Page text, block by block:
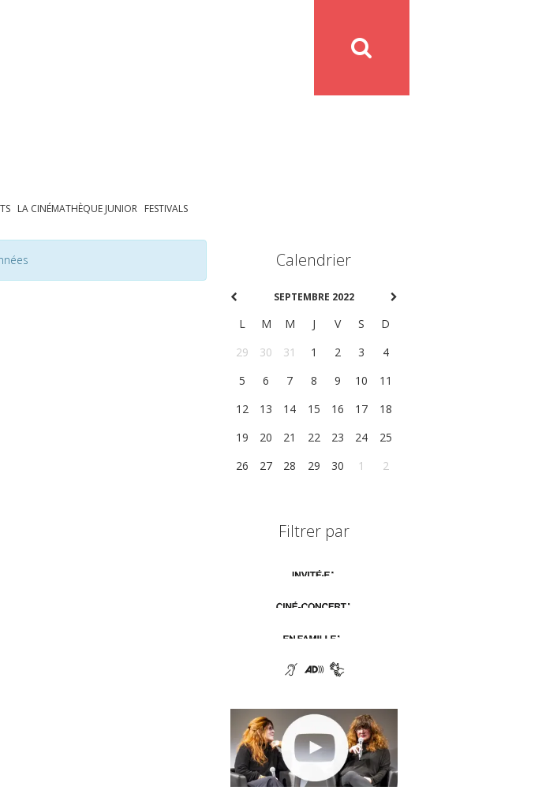
LA CINÉMATHÈQUE JUNIOR FESTIVALS
Calendrier
SEPTEMBRE 2022
L M M J V S
D
29
30 31 1 2 3
4
5
6 7 8 9 10
11
12
13 14 15 16 17
18
19
20 21 22 23 24
25
26
27 28 29 30 1 2
Filtrer par